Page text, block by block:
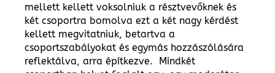
mellett kellett voksolniuk a résztvevőknek és
két csoportra bomolva ezt a két nagy kérdést
kellett megvitatniuk, betartva a
csoportszabályokat és egymás hozzászólására
reflektálva, arra építkezve. Mindkét